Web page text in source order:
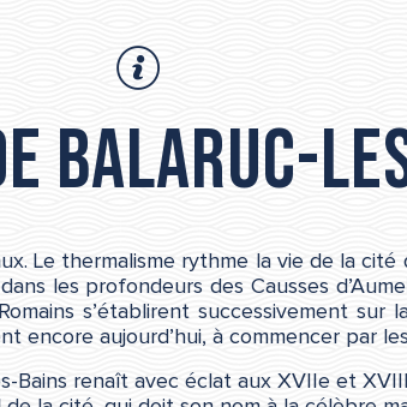
Balaruc-
Le thermalisme rythme la vie de la
les profondeurs des Causses
s’établirent successivement
aujourd’hui, à commencer par
Bains renaît avec éclat aux XVIIe et